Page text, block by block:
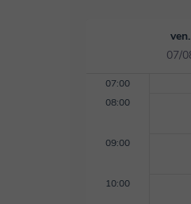
ven.
07/
07:00
08:00
09:00
10:00